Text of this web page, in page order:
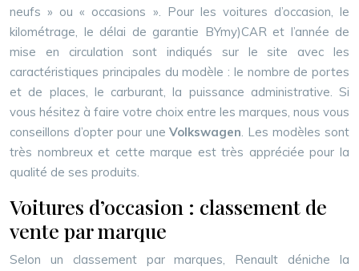
neufs » ou « occasions ». Pour les voitures d’occasion, le
kilométrage, le délai de garantie BYmy)CAR et l’année de
mise en circulation sont indiqués sur le site avec les
caractéristiques principales du modèle : le nombre de portes
et de places, le carburant, la puissance administrative. Si
vous hésitez à faire votre choix entre les marques, nous vous
conseillons d’opter pour uneVolkswagen. Les modèles sont
très nombreux et cette marque est très appréciée pour la
qualité de ses produits.
Voitures d’occasion : classement de
vente par marque
Selon un classement par marques, Renault déniche la